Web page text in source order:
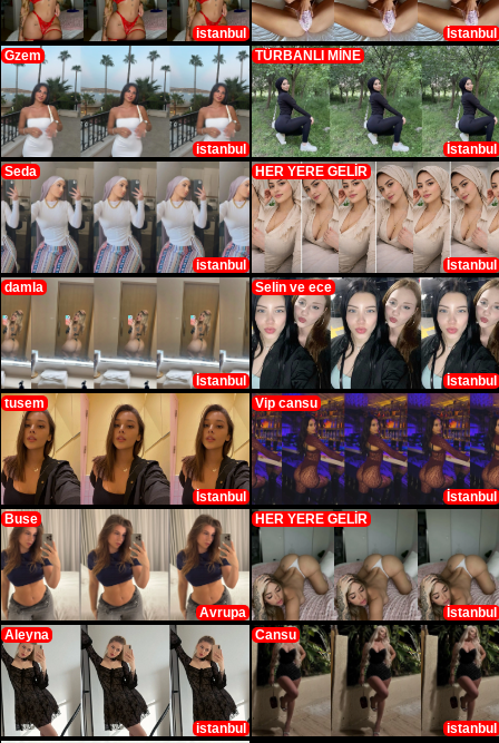
istanbul
İstanbul
Gzem
istanbul
TÜRBANLI MİNE
İstanbul
Seda
istanbul
HER YERE GELİR
İstanbul
damla
İstanbul
Selin ve ece
İstanbul
tusem
İstanbul
Vip cansu
İstanbul
Buse
Avrupa
HER YERE GELİR
İstanbul
Aleyna
istanbul
Cansu
istanbul